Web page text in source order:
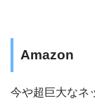
Amazon
今や超巨大なネ